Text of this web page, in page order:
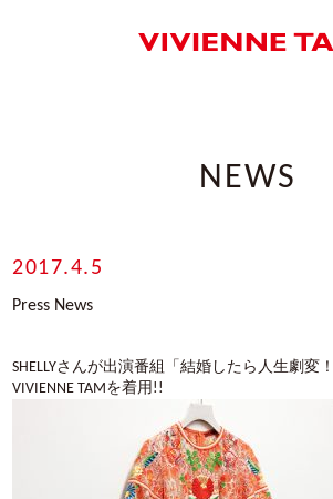
NEWS
2017.4.5
Press News
SHELLYさんが出演番組「結婚したら人生劇変
VIVIENNE TAMを着用!!